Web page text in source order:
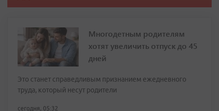
Многодетным родителям
хотят увеличить отпуск до 45
дней
Это станет справедливым признанием ежедневного
труда, который несут родители
сегодня, 05:32